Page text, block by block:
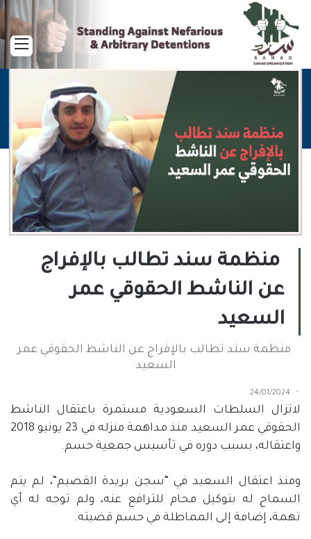
منظمة سند تطالب بالإفراج
عن الناشط الحقوقي عمر
السعيد
منظمة سند تطالب بالإفراج عن الناشط الحقوقي عمر
السعيد
24/01/2024
لاتزال السلطات السعودية مستمرة باعتقال الناشط
الحقوقي عمر السعيد منذ مداهمة منزله في 23 يونيو 2018
واعتقاله، بسبب دوره في تأسيس جمعية حسم.
ومنذ اعتقال السعيد في “سجن بريدة القصيم“، لم يتم
السماح له بتوكيل محام للترافع عنه، ولم توجه له أي
تهمة، إضافة إلى المماطلة في حسم قضيته.